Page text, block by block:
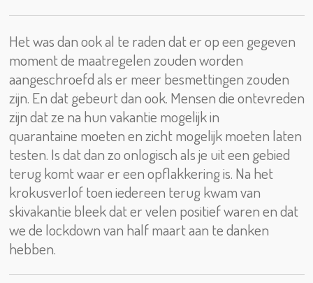
Het was dan ook al te raden dat er op een gegeven
moment de maatregelen zouden worden
aangeschroefd als er meer besmettingen zouden
zijn. En dat gebeurt dan ook. Mensen die ontevreden
zijn dat ze na hun vakantie mogelijk in
quarantaine moeten en zicht mogelijk moeten laten
testen. Is dat dan zo onlogisch als je uit een gebied
terug komt waar er een opflakkering is. Na het
krokusverlof toen iedereen terug kwam van
skivakantie bleek dat er velen positief waren en dat
we de lockdown van half maart aan te danken
hebben.